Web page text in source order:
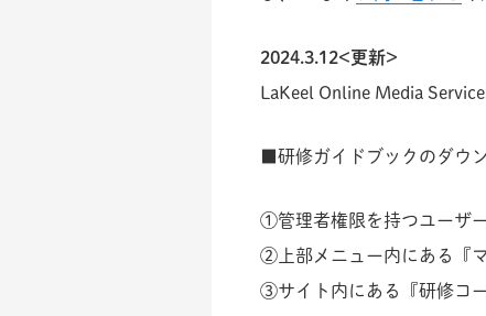
2024.3.12<更新>
LaKeel Online Media
■研修ガイドブックのダウ
①管理者権限を持つユーザ
②上部メニュー内にある『
③サイト内にある『研修コ